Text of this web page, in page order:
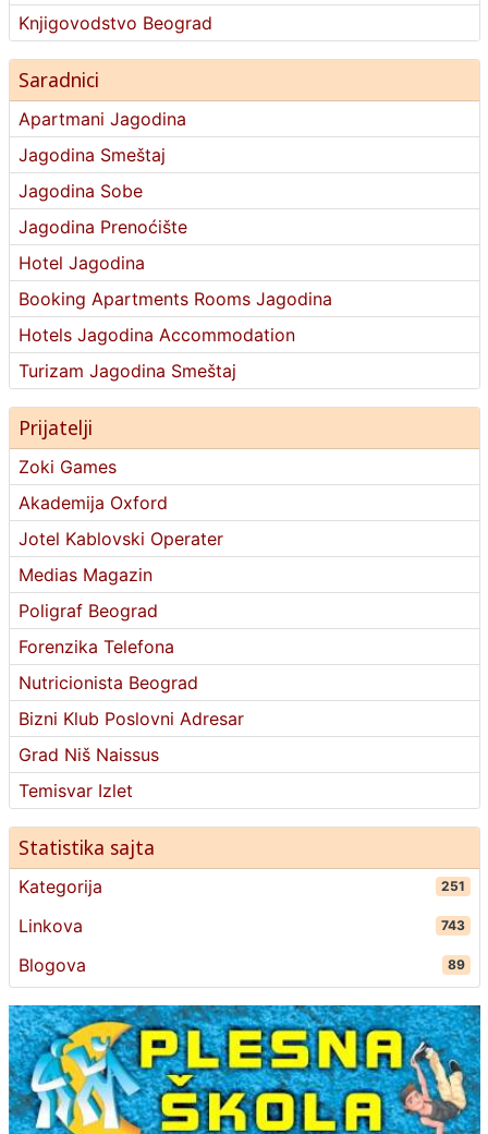
Knjigovodstvo Beograd
Saradnici
Apartmani Jagodina
Jagodina Smeštaj
Jagodina Sobe
Jagodina Prenoćište
Hotel Jagodina
Booking Apartments Rooms Jagodina
Hotels Jagodina Accommodation
Turizam Jagodina Smeštaj
Prijatelji
Zoki Games
Akademija Oxford
Jotel Kablovski Operater
Medias Magazin
Poligraf Beograd
Forenzika Telefona
Nutricionista Beograd
Bizni Klub Poslovni Adresar
Grad Niš Naissus
Temisvar Izlet
Statistika sajta
Kategorija 251
Linkova 743
Blogova 89